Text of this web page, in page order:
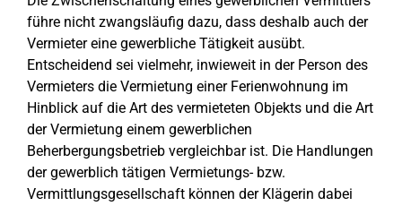
führe nicht zwangsläufig dazu, dass deshalb auch der
Vermieter eine gewerbliche Tätigkeit ausübt.
Entscheidend sei vielmehr, inwieweit in der Person des
Vermieters die Vermietung einer Ferienwohnung im
Hinblick auf die Art des vermieteten Objekts und die Art
der Vermietung einem gewerblichen
Beherbergungsbetrieb vergleichbar ist. Die Handlungen
der gewerblich tätigen Vermietungs- bzw.
Vermittlungsgesellschaft können der Klägerin dabei